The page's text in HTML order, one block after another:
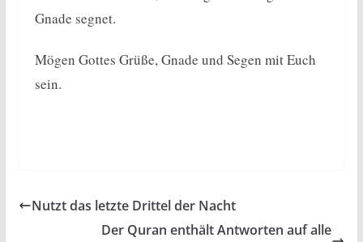
Gnade segnet.
Mögen Gottes Grüße, Gnade und Segen mit Euch
sein.
Nutzt das letzte Drittel der Nacht
Der Quran enthält Antworten auf alle